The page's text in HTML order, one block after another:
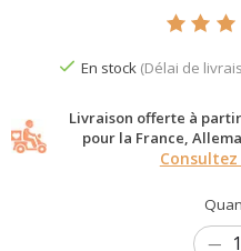
En stock (Délai de
Livraison offerte à
pour la France,